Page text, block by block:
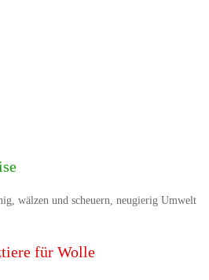
wälzen und scheuern, neugierig Umwelt
für Wolle